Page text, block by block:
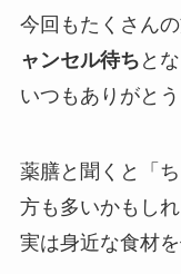
今回もたくさん
ャンセル待ち と
いつもありがとう
薬膳と聞くと「
方も多いかもしれ
実は身近な食材